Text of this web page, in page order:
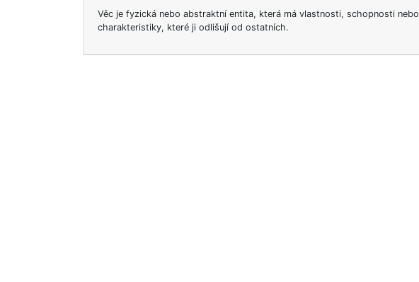
Věc je fyzická nebo abstraktní entita, která má vlastnosti, schopnosti nebo
charakteristiky, které ji odlišují od ostatních.